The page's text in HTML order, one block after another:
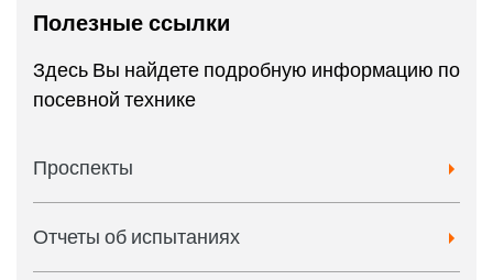
Полезные ссылки
Здесь Вы найдете подробную информацию по
посевной технике
Проспекты
Отчеты об испытаниях